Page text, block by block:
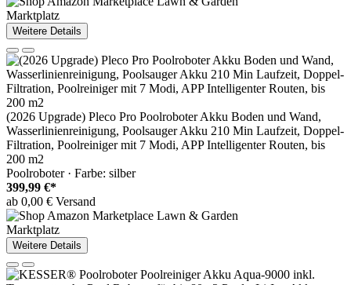
Marktplatz
Weitere Details
(2026 Upgrade) Pleco Pro Poolroboter Akku Boden und Wand,
Wasserlinienreinigung, Poolsauger Akku 210 Min Laufzeit, Doppel-
Filtration, Poolreiniger mit 7 Modi, APP Intelligenter Routen, bis
200 m2
Poolroboter · Farbe: silber
399,99 €*
ab 0,00 € Versand
Marktplatz
Weitere Details